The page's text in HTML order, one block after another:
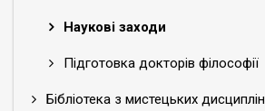
Наукові заходи
Підготовка докторів філософії
Бібліотека з мистецьких дисциплін